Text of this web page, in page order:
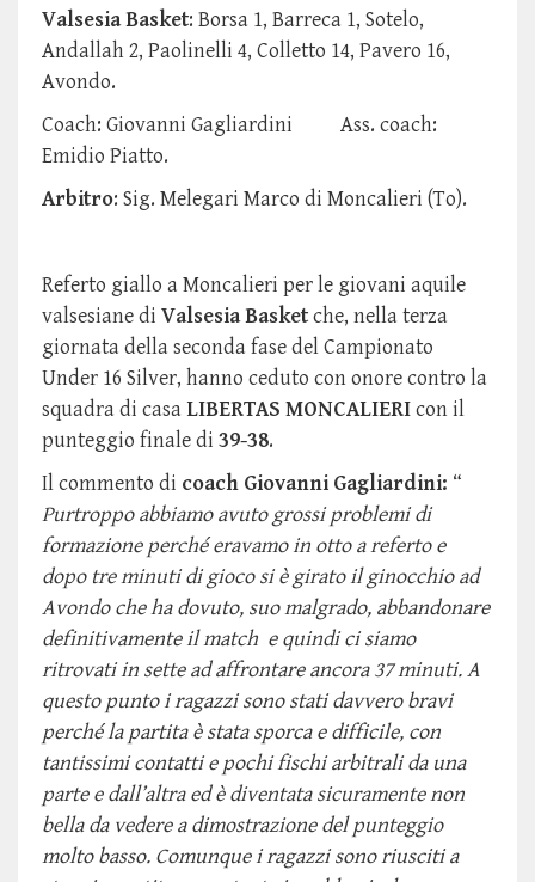
Valsesia Basket: Borsa 1, Barreca 1, Sotelo,
Andallah 2, Paolinelli 4, Colletto 14, Pavero 16,
Avondo.
Coach: Giovanni Gagliardini Ass. coach:
Emidio Piatto.
Arbitro: Sig. Melegari Marco di Moncalieri (To).
Referto giallo a Moncalieri per le giovani aquile
valsesiane di Valsesia Basketche, nella terza
giornata della seconda fase del Campionato
Under 16 Silver, hanno ceduto con onore contro la
squadra di casaLIBERTAS MONCALIERIcon il
punteggio finale di 39-38.
Il commento di coach Giovanni Gagliardini: “
Purtroppo abbiamo avuto grossi problemi di
formazione perché eravamo in otto a referto e
dopo tre minuti di gioco si è girato il ginocchio ad
Avondo che ha dovuto, suo malgrado, abbandonare
definitivamente il match e quindi ci siamo
ritrovati in sette ad affrontare ancora 37 minuti. A
questo punto i ragazzi sono stati davvero bravi
perché la partita è stata sporca e difficile, con
tantissimi contatti e pochi fischi arbitrali da una
parte e dall’altra ed è diventata sicuramente non
bella da vedere a dimostrazione del punteggio
molto basso. Comunque i ragazzi sono riusciti a